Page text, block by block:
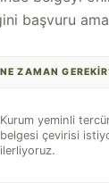
başvuru
NE ZAMAN
Kurum yeminli
belgesi çevirisi
ilerliyoruz.